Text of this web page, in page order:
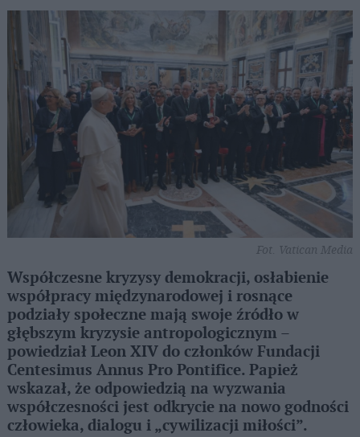
Fot. Vatican Media
Współczesne kryzysy demokracji, osłabienie
współpracy międzynarodowej i rosnące
podziały społeczne mają swoje źródło w
głębszym kryzysie antropologicznym –
powiedział Leon XIV do członków Fundacji
Centesimus Annus Pro Pontifice. Papież
wskazał, że odpowiedzią na wyzwania
współczesności jest odkrycie na nowo godności
człowieka, dialogu i „cywilizacji miłości”.